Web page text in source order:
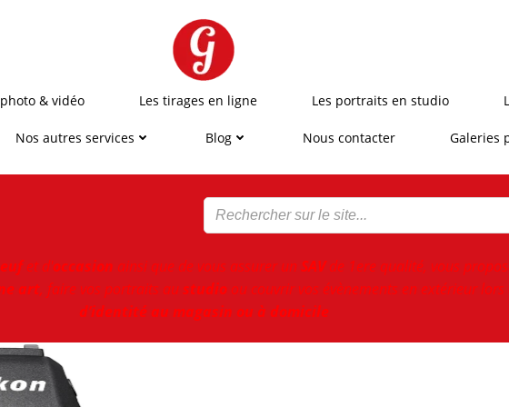
& vidéo Les tirages en ligne Les portraits en studio
Nos autres services Blog Nous contacter Galeries
et d'occasion ainsi que de vous assurer un SAVde 1ere qualité, vous
art, faire vos portraits austudio ou couvrir vos évènements en extérieur lors
d’identité au magasin ou à domicile